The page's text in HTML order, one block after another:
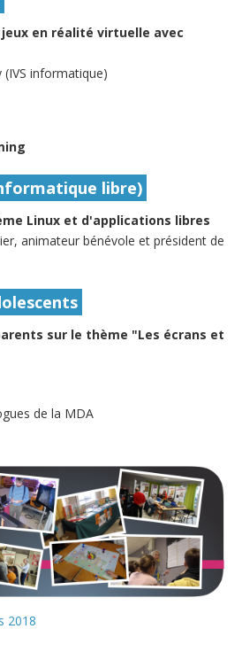
en réalité virtuelle avec
informatique)
libre)
Linux et d'applications libres
animateur bénévole et président de
sur le thème "Les écrans et
de la MDA
2018